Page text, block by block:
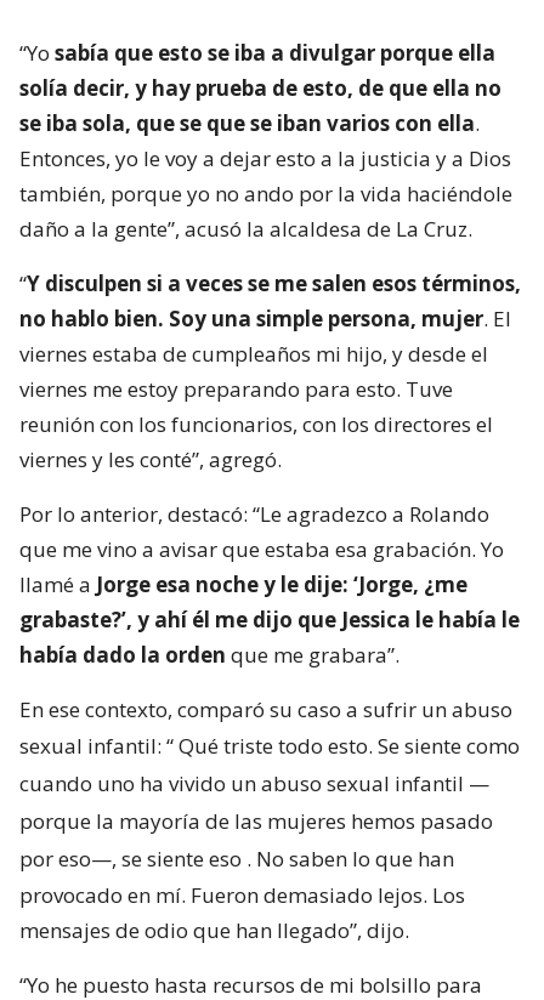
“Yo sabía que esto se iba a divulgar porque ella
solía decir, y hay prueba de esto, de que ella no
se iba sola, que se que se iban varios con ella.
Entonces, yo le voy a dejar esto a la justicia y a Dios
también, porque yo no ando por la vida haciéndole
daño a la gente”, acusó la alcaldesa de La Cruz.
“Y disculpen si a veces se me salen esos términos,
no hablo bien. Soy una simple persona, mujer. El
viernes estaba de cumpleaños mi hijo, y desde el
viernes me estoy preparando para esto. Tuve
reunión con los funcionarios, con los directores el
viernes y les conté”, agregó.
Por lo anterior, destacó: “Le agradezco a Rolando
que me vino a avisar que estaba esa grabación. Yo
llamé a Jorge esa noche y le dije: ‘Jorge, ¿me
grabaste?’, y ahí él me dijo que Jessica le había le
había dado la orden que me grabara”.
En ese contexto, comparó su caso a sufrir un abuso
sexual infantil: “Qué triste todo esto. Se siente como
cuando uno ha vivido un abuso sexual infantil —
porque la mayoría de las mujeres hemos pasado
por eso—, se siente eso . No saben lo que han
provocado en mí. Fueron demasiado lejos. Los
mensajes de odio que han llegado”, dijo.
“Yo he puesto hasta recursos de mi bolsillo para